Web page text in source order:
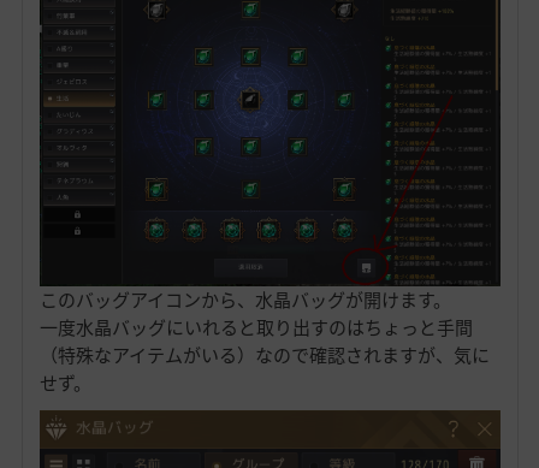
このバッグアイコンから、水晶バッグが開けます。
一度水晶バッグにいれると取り出すのはちょっと手間
（特殊なアイテムがいる）なので確認されますが、気に
せず。